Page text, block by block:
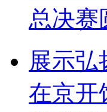
总决赛
展示弘
在京开